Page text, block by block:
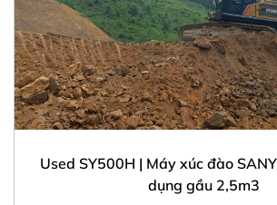
Used SY500H | Máy xúc đào
dụng gầu 2,5m3